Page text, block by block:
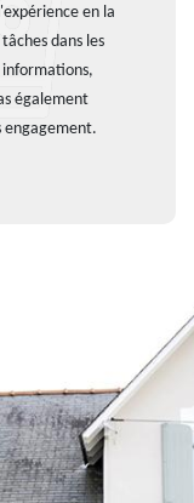
en la
dans les
informations,
également
engagement.